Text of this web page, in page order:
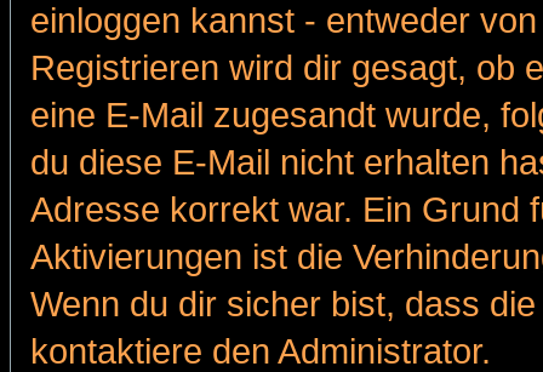
einloggen kannst - entweder
Registrieren wird dir gesagt, ob
eine E-Mail zugesandt wurde,
du diese E-Mail nicht erhalten
Adresse korrekt war. Ein Grund
Aktivierungen ist die
Wenn du dir sicher bist, dass
kontaktiere den Administrator.